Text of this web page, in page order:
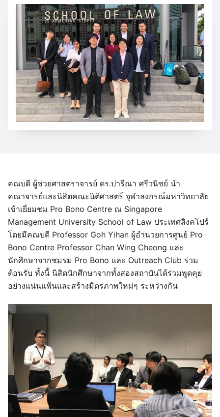
คณบดี ผู้ช่วยศาสตราจารย์ ดร.ปารีณา ศรีวนิชย์ นำ
คณาจารย์และนิสิตคณะนิติศาสตร์ จุฬาลงกรณ์มหาวิทยาลัย
เข้าเยี่ยมชม Pro Bono Centre ณ Singapore
Management University School of Law ประเทศสิงคโปร์
โดยมีคณบดี Professor Goh Yihan ผู้อำนวยการศูนย์ Pro
Bono Centre Professor Chan Wing Cheong และ
นักศึกษาจากชมรม Pro Bono และ Outreach Club ร่วม
ต้อนรับ ทั้งนี้ นิสิตนักศึกษาจากทั้งสองสถาบันได้ร่วมพูดคุย
อย่างแน่นแฟ้นและสร้างมิตรภาพใหม่ๆ ระหว่างกัน